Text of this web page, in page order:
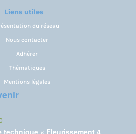
Liens utiles
du réseau
Nous contacter
Adhérer
Thématiques
Mentions légales